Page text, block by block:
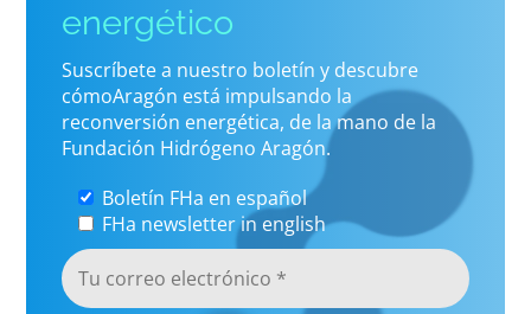
energético
Suscríbete a nuestro boletín y descubre
cómoAragón está impulsando la
reconversión energética, de la mano de la
Fundación Hidrógeno Aragón.
Boletín FHa en español
FHa newsletter in english